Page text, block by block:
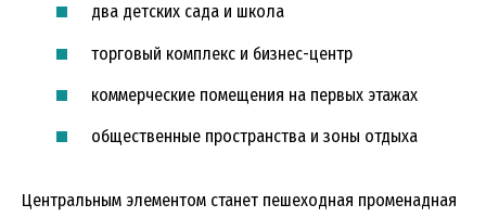
два детских сада и школа
торговый комплекс и бизнес-центр
коммерческие помещения на первых этажах
общественные пространства и зоны отдыха
Центральным элементом станет пешеходная променадная